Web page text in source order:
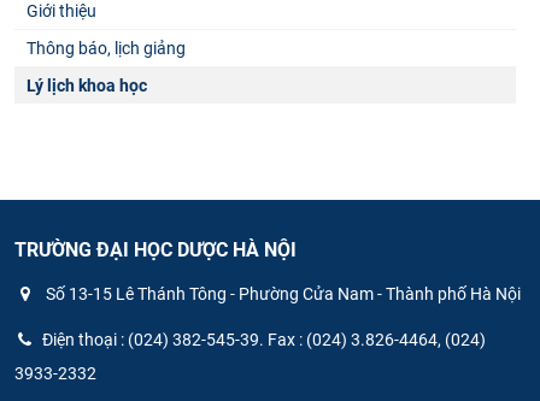
Giới thiệu
Thông báo, lịch giảng
Lý lịch khoa học
TRƯỜNG ĐẠI HỌC DƯỢC HÀ NỘI
Số 13-15 Lê Thánh Tông - Phường Cửa Nam - Thành phố Hà Nội
Điện thoại : (024) 382-545-39. Fax : (024) 3.826-4464, (024)
3933-2332